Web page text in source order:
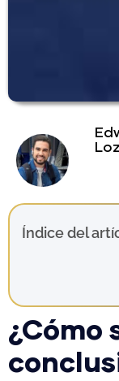
Índice del
¿Cómo